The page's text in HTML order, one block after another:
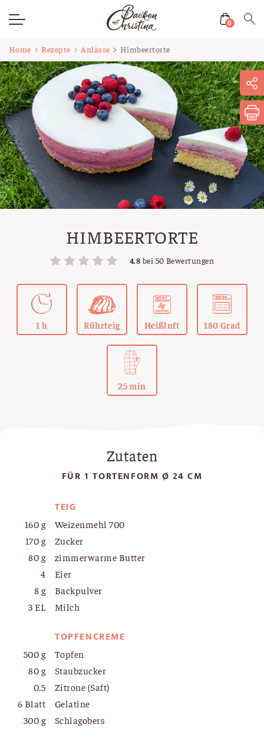
springen
0
Home Rezepte Anlässe Himbeertorte
HIMBEERTORTE
4.8 bei 50 Bewertungen
1 h Rührteig Heißluft 180 Grad
25 min
Zutaten
FÜR 1 TORTENFORM Ø 24 CM
TEIG
160 g
Weizenmehl 700
170 g
Zucker
80 g
zimmerwarme Butter
4
Eier
8 g
Backpulver
3 EL
Milch
TOPFENCREME
500 g
Topfen
80 g
Staubzucker
0.5
Zitrone (Saft)
6 Blatt
Gelatine
300 g
Schlagobers